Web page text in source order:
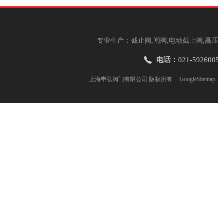
专业生产：截止阀,闸阀,电动截止阀,高
电话： 021-
上海申弘阀门有限公司 版权所有 GoogleSitemap